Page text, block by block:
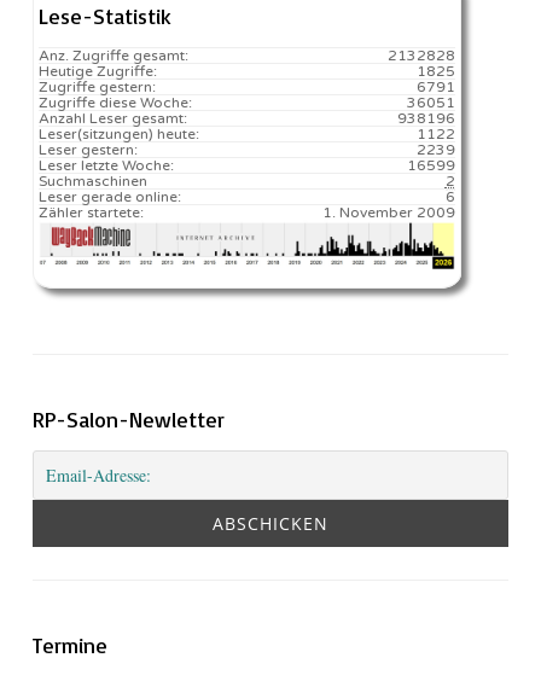
Lese-Statistik
2132828
Anz. Zugriffe gesamt:
1825
Heutige Zugriffe:
6791
Zugriffe gestern:
36051
Zugriffe diese Woche:
938196
Anzahl Leser gesamt:
1122️
Leser(sitzungen) heute:
2239
Leser gestern:
16599️
Leser letzte Woche:
2
Suchmaschinen
6
Leser gerade online:
1. November 2009
Zähler startete:
RP-Salon-Newletter
Termine